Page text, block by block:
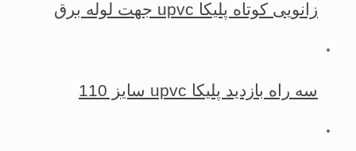
زانویی کوتاه پلیکا upvc جهت لوله برق
سه راه بازدید پلیکا upvc سایز 110